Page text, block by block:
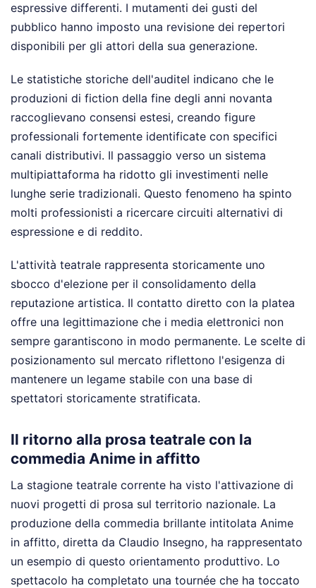
espressive differenti. I mutamenti dei gusti del
pubblico hanno imposto una revisione dei repertori
disponibili per gli attori della sua generazione.
Le statistiche storiche dell'auditel indicano che le
produzioni di fiction della fine degli anni novanta
raccoglievano consensi estesi, creando figure
professionali fortemente identificate con specifici
canali distributivi. Il passaggio verso un sistema
multipiattaforma ha ridotto gli investimenti nelle
lunghe serie tradizionali. Questo fenomeno ha spinto
molti professionisti a ricercare circuiti alternativi di
espressione e di reddito.
L'attività teatrale rappresenta storicamente uno
sbocco d'elezione per il consolidamento della
reputazione artistica. Il contatto diretto con la platea
offre una legittimazione che i media elettronici non
sempre garantiscono in modo permanente. Le scelte di
posizionamento sul mercato riflettono l'esigenza di
mantenere un legame stabile con una base di
spettatori storicamente stratificata.
Il ritorno alla prosa teatrale con la
commedia Anime in affitto
La stagione teatrale corrente ha visto l'attivazione di
nuovi progetti di prosa sul territorio nazionale. La
produzione della commedia brillante intitolata Anime
in affitto, diretta da Claudio Insegno, ha rappresentato
un esempio di questo orientamento produttivo. Lo
spettacolo ha completato una tournée che ha toccato